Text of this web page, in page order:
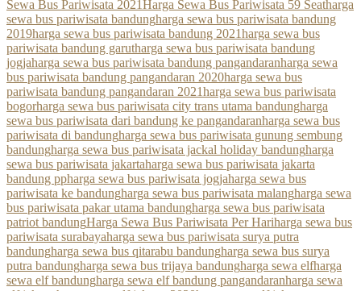
Sewa Bus Pariwisata 2021Harga Sewa Bus Pariwisata 59 Seatharga
sewa bus pariwisata bandungharga sewa bus pariwisata bandung
2019harga sewa bus pariwisata bandung 2021harga sewa bus
pariwisata bandung garutharga sewa bus pariwisata bandung
jogjaharga sewa bus pariwisata bandung pangandaranharga sewa
bus pariwisata bandung pangandaran 2020harga sewa bus
pariwisata bandung pangandaran 2021harga sewa bus pariwisata
bogorharga sewa bus pariwisata city trans utama bandungharga
sewa bus pariwisata dari bandung ke pangandaranharga sewa bus
pariwisata di bandungharga sewa bus pariwisata gunung sembung
bandungharga sewa bus pariwisata jackal holiday bandungharga
sewa bus pariwisata jakartaharga sewa bus pariwisata jakarta
bandung ppharga sewa bus pariwisata jogjaharga sewa bus
pariwisata ke bandungharga sewa bus pariwisata malangharga sewa
bus pariwisata pakar utama bandungharga sewa bus pariwisata
patriot bandungHarga Sewa Bus Pariwisata Per Hariharga sewa bus
pariwisata surabayaharga sewa bus pariwisata surya putra
bandungharga sewa bus qitarabu bandungharga sewa bus surya
putra bandungharga sewa bus trijaya bandungharga sewa elfharga
sewa elf bandungharga sewa elf bandung pangandaranharga sewa